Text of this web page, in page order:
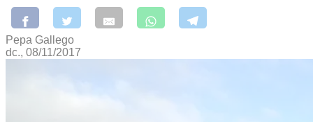
Pepa Gallego
dc., 08/11/2017